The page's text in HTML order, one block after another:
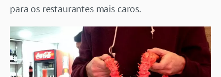
para os restaurantes mais caros.